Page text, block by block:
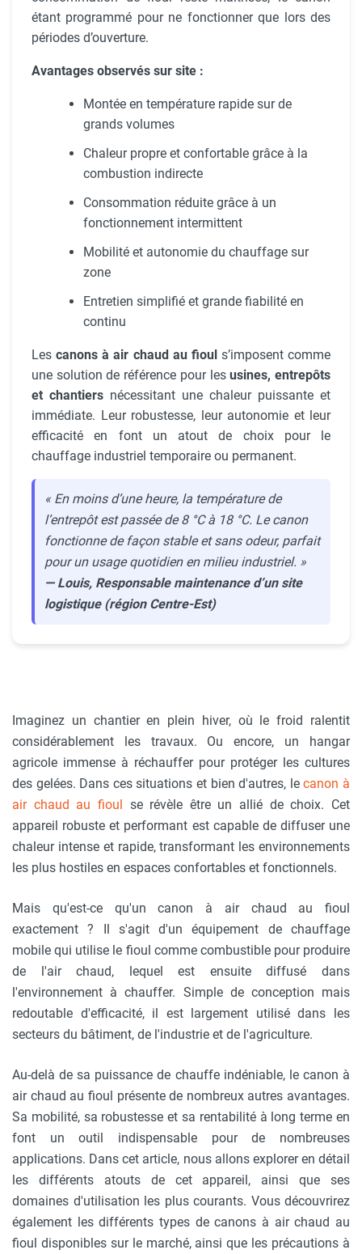
étant programmé pour ne fonctionner que lors des
périodes d’ouverture.
Avantages observés sur site :
Montée en température rapide sur de
grands volumes
Chaleur propre et confortable grâce à la
combustion indirecte
Consommation réduite grâce à un
fonctionnement intermittent
Mobilité et autonomie du chauffage sur
zone
Entretien simplifié et grande fiabilité en
continu
Lescanons à air chaud au fioul s’imposent comme
une solution de référence pour lesusines, entrepôts
et chantiers nécessitant une chaleur puissante et
immédiate. Leur robustesse, leur autonomie et leur
efficacité en font un atout de choix pour le
chauffage industriel temporaire ou permanent.
« En moins d’une heure, la température de
l’entrepôt est passée de 8 °C à 18 °C. Le canon
fonctionne de façon stable et sans odeur, parfait
pour un usage quotidien en milieu industriel. »
— Louis, Responsable maintenance d’un site
logistique (région Centre-Est)
Imaginez un chantier en plein hiver, où le froid ralentit
considérablement les travaux. Ou encore, un hangar
agricole immense à réchauffer pour protéger les cultures
des gelées. Dans ces situations et bien d'autres, lecanon à
air chaud au fioul
se révèle être un allié de choix. Cet
appareil robuste et performant est capable de diffuser une
chaleur intense et rapide, transformant les environnements
les plus hostiles en espaces confortables et fonctionnels.
Mais qu'est-ce qu'un canon à air chaud au fioul
exactement ? Il s'agit d'un équipement de chauffage
mobile qui utilise le fioul comme combustible pour produire
de l'air chaud, lequel est ensuite diffusé dans
l'environnement à chauffer. Simple de conception mais
redoutable d'efficacité, il est largement utilisé dans les
secteurs du bâtiment, de l'industrie et de l'agriculture.
Au-delà de sa puissance de chauffe indéniable, le canon à
air chaud au fioul présente de nombreux autres avantages.
Sa mobilité, sa robustesse et sa rentabilité à long terme en
font un outil indispensable pour de nombreuses
applications. Dans cet article, nous allons explorer en détail
les différents atouts de cet appareil, ainsi que ses
domaines d'utilisation les plus courants. Vous découvrirez
également les différents types de canons à air chaud au
fioul disponibles sur le marché, ainsi que les précautions à